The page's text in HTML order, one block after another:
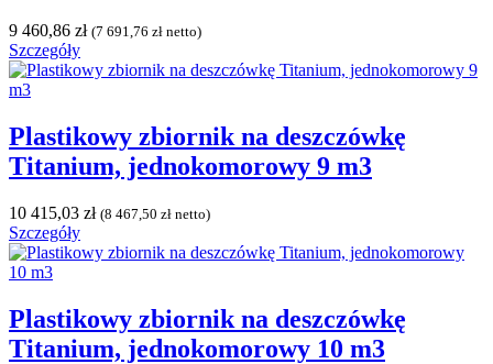
9 460,86 zł (7 691,76 zł netto)
Szczegóły
Plastikowy zbiornik na deszczówkę
Titanium, jednokomorowy 9 m3
10 415,03 zł (8 467,50 zł netto)
Szczegóły
Plastikowy zbiornik na deszczówkę
Titanium, jednokomorowy 10 m3